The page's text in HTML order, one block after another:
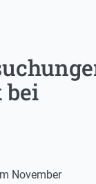
bei
November